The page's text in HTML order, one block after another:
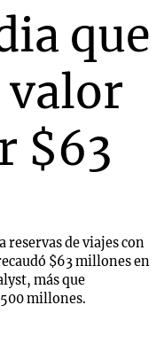
que
valor
$63
reservas de viajes con
$63 millones en
más que
millones.